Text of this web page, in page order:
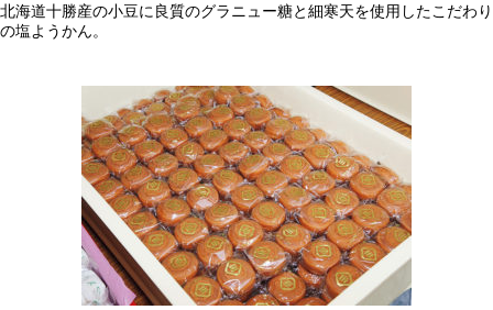
北海道十勝産の小豆に良質のグラニュー糖と細寒天を使用したこだわり
の塩ようかん。